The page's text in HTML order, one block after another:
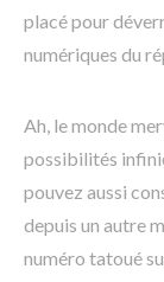
placé pour
numériques du
Ah, le monde
possibilités
pouvez aussi
depuis un autre
numéro tatoué